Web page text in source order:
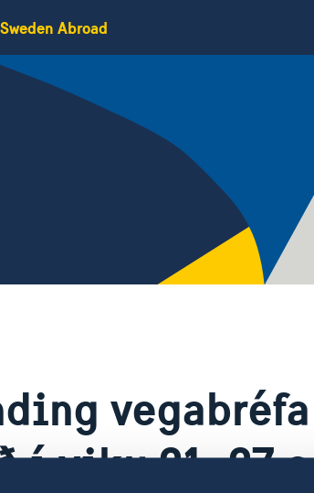
Sweden Abroad
í viku 21, 27